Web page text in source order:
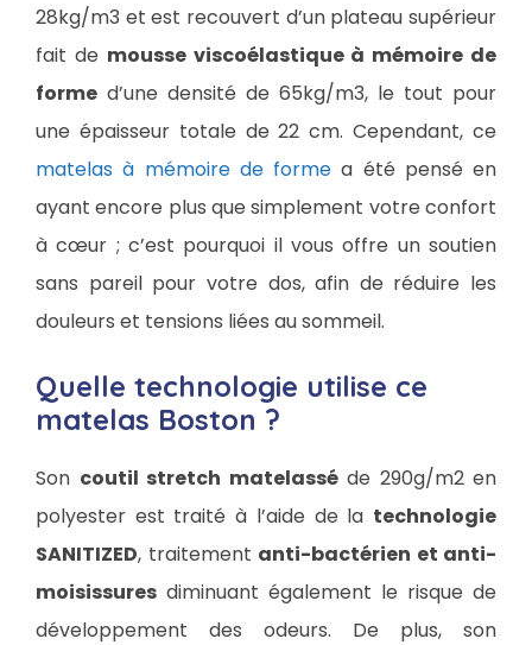
28kg/m3 et est recouvert d’un plateau supérieur
fait de mousse viscoélastique à mémoire de
forme d’une densité de 65kg/m3, le tout pour
une épaisseur totale de 22 cm. Cependant, ce
matelas à mémoire de forme a été pensé en
ayant encore plus que simplement votre confort
à cœur ; c’est pourquoi il vous offre un soutien
sans pareil pour votre dos, afin de réduire les
douleurs et tensions liées au sommeil.
Quelle technologie utilise ce
matelas Boston ?
Son coutil stretch matelasséde 290g/m2 en
polyester est traité à l’aide de la technologie
SANITIZED, traitement anti-bactérien et anti-
moisissures diminuant également le risque de
développement des odeurs. De plus, son